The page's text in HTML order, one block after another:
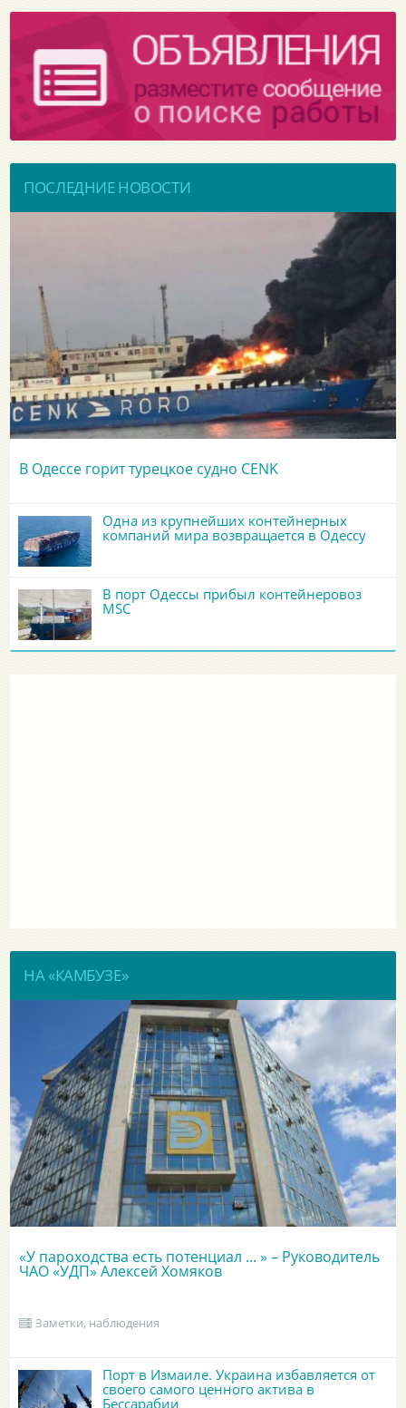
ПОСЛЕДНИЕ НОВОСТИ
В Одессе горит турецкое судно CENK
Одна из крупнейших контейнерных
компаний мира возвращается в Одессу
В порт Одессы прибыл контейнеровоз
MSC
НА «КАМБУЗЕ»
«У пароходства есть потенциал ... » – Руководитель
ЧАО «УДП» Алексей Хомяков
Заметки, наблюдения
Порт в Измаиле. Украина избавляется от
своего самого ценного актива в
Бессарабии